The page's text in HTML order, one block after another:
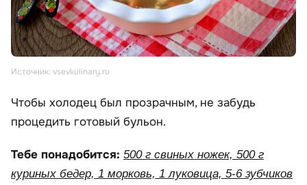
Источник: vsevkulinary.ru
Чтобы холодец был прозрачным, не забудь
процедить готовый бульон.
Тебе понадобится: 500 г свиных ножек, 500 г
куриных бедер, 1 морковь, 1 луковица, 5-6 зубчиков